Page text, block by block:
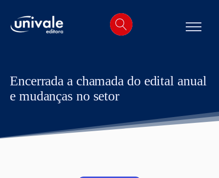
Encerrada a chamada do edital anual
e mudanças no setor